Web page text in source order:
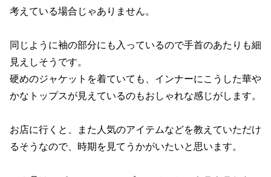
考えている場合じゃありません。
同じように袖の部分にも入っているので手首のあたりも細
見えしそうです。
硬めのジャケットを着ていても、インナーにこうした華や
かなトップスが見えているのもおしゃれな感じがします。
お店に行くと、また人気のアイテムなどを教えていただけ
るそうなので、時期を見てうかがいたいと思います。